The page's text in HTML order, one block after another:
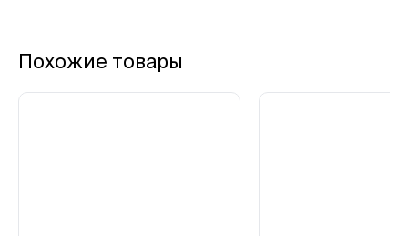
Похожие товары